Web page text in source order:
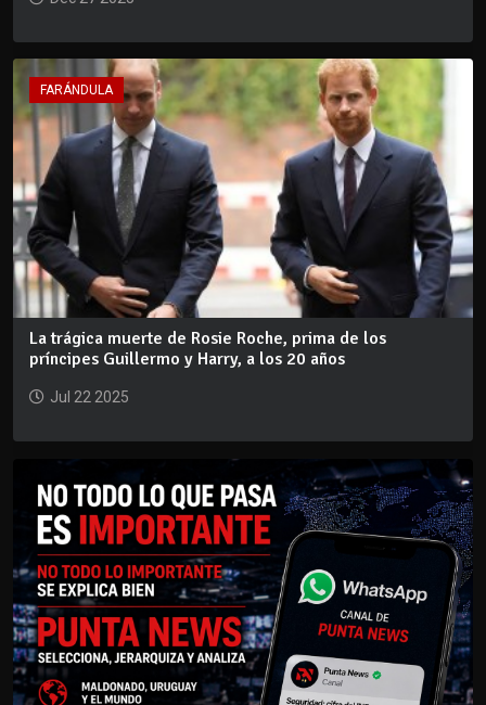
FARÁNDULA
La trágica muerte de Rosie Roche, prima de los
príncipes Guillermo y Harry, a los 20 años
Jul 22 2025